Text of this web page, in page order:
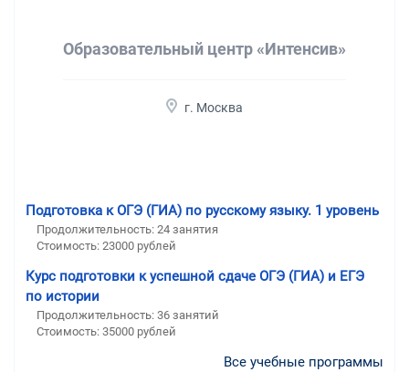
Образовательный центр «Интенсив»
г. Москва
Подготовка к ОГЭ (ГИА) по русскому языку. 1 уровень
Продолжительность: 24 занятия
Стоимость: 23000 рублей
Курс подготовки к успешной сдаче ОГЭ (ГИА) и ЕГЭ
по истории
Продолжительность: 36 занятий
Стоимость: 35000 рублей
Все учебные программы